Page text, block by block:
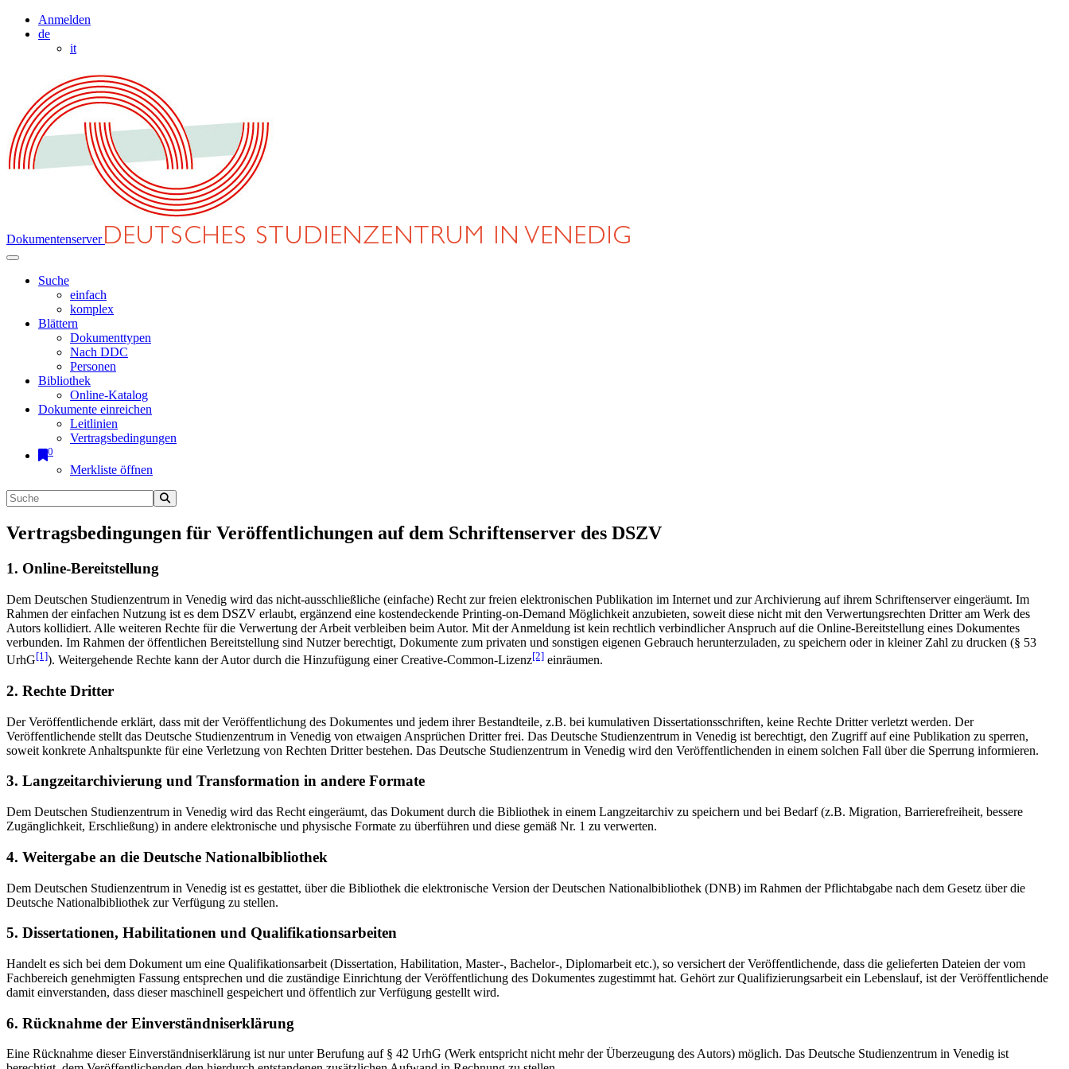
Anmelden
de
it
Dokumentenserver
Suche
einfach
komplex
Blättern
Dokumenttypen
Nach DDC
Personen
Bibliothek
Online-Katalog
Dokumente einreichen
Leitlinien
Vertragsbedingungen
0
Merkliste öffnen
Vertragsbedingungen für Veröffentlichungen auf dem Schriftenserver des DSZV
1. Online-Bereitstellung
Dem Deutschen Studienzentrum in Venedig wird das nicht-ausschließliche (einfache) Recht zur freien elektronischen Publikation im Internet und zur Archivierung auf ihrem Schriftenserver eingeräumt. Im
Rahmen der einfachen Nutzung ist es dem DSZV erlaubt, ergänzend eine kostendeckende Printing-on-Demand Möglichkeit anzubieten, soweit diese nicht mit den Verwertungsrechten Dritter am Werk des
Autors kollidiert. Alle weiteren Rechte für die Verwertung der Arbeit verbleiben beim Autor. Mit der Anmeldung ist kein rechtlich verbindlicher Anspruch auf die Online-Bereitstellung eines Dokumentes
verbunden. Im Rahmen der öffentlichen Bereitstellung sind Nutzer berechtigt, Dokumente zum privaten und sonstigen eigenen Gebrauch herunterzuladen, zu speichern oder in kleiner Zahl zu drucken (§ 53
UrhG[1]). Weitergehende Rechte kann der Autor durch die Hinzufügung einer Creative-Common-Lizenz[2] einräumen.
2. Rechte Dritter
Der Veröffentlichende erklärt, dass mit der Veröffentlichung des Dokumentes und jedem ihrer Bestandteile, z.B. bei kumulativen Dissertationsschriften, keine Rechte Dritter verletzt werden. Der
Veröffentlichende stellt das Deutsche Studienzentrum in Venedig von etwaigen Ansprüchen Dritter frei. Das Deutsche Studienzentrum in Venedig ist berechtigt, den Zugriff auf eine Publikation zu sperren,
soweit konkrete Anhaltspunkte für eine Verletzung von Rechten Dritter bestehen. Das Deutsche Studienzentrum in Venedig wird den Veröffentlichenden in einem solchen Fall über die Sperrung informieren.
3. Langzeitarchivierung und Transformation in andere Formate
Dem Deutschen Studienzentrum in Venedig wird das Recht eingeräumt, das Dokument durch die Bibliothek in einem Langzeitarchiv zu speichern und bei Bedarf (z.B. Migration, Barrierefreiheit, bessere
Zugänglichkeit, Erschließung) in andere elektronische und physische Formate zu überführen und diese gemäß Nr. 1 zu verwerten.
4. Weitergabe an die Deutsche Nationalbibliothek
Dem Deutschen Studienzentrum in Venedig ist es gestattet, über die Bibliothek die elektronische Version der Deutschen Nationalbibliothek (DNB) im Rahmen der Pflichtabgabe nach dem Gesetz über die
Deutsche Nationalbibliothek zur Verfügung zu stellen.
5. Dissertationen, Habilitationen und Qualifikationsarbeiten
Handelt es sich bei dem Dokument um eine Qualifikationsarbeit (Dissertation, Habilitation, Master-, Bachelor-, Diplomarbeit etc.), so versichert der Veröffentlichende, dass die gelieferten Dateien der vom
Fachbereich genehmigten Fassung entsprechen und die zuständige Einrichtung der Veröffentlichung des Dokumentes zugestimmt hat. Gehört zur Qualifizierungsarbeit ein Lebenslauf, ist der Veröffentlichende
damit einverstanden, dass dieser maschinell gespeichert und öffentlich zur Verfügung gestellt wird.
6. Rücknahme der Einverständniserklärung
Eine Rücknahme dieser Einverständniserklärung ist nur unter Berufung auf § 42 UrhG (Werk entspricht nicht mehr der Überzeugung des Autors) möglich. Das Deutsche Studienzentrum in Venedig ist